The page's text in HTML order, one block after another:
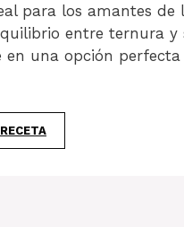
para los amantes de
entre ternura y
en una opción